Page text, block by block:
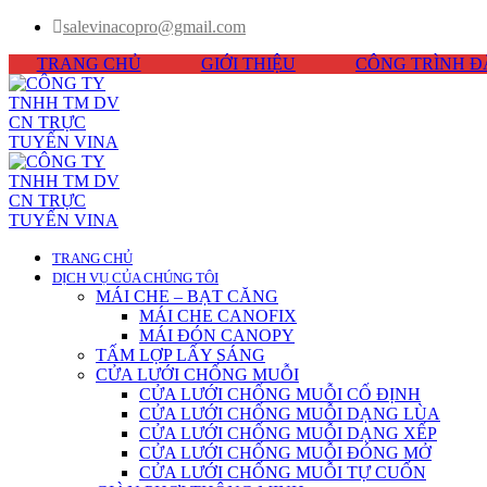
salevinacopro@gmail.com
TRANG CHỦ
GIỚI THIỆU CÔNG TRÌNH
TRANG CHỦ
DỊCH VỤ CỦA CHÚNG TÔI
MÁI CHE – BẠT CĂNG
MÁI CHE CANOFIX
MÁI ĐÓN CANOPY
TẤM LỢP LẤY SÁNG
CỬA LƯỚI CHỐNG MUỖI
CỬA LƯỚI CHỐNG MUỖI CỐ ĐỊNH
CỬA LƯỚI CHỐNG MUỖI DẠNG LÙA
CỬA LƯỚI CHỐNG MUỖI DẠNG XẾP
CỬA LƯỚI CHỐNG MUỖI ĐÓNG MỞ
CỬA LƯỚI CHỐNG MUỖI TỰ CUỐN